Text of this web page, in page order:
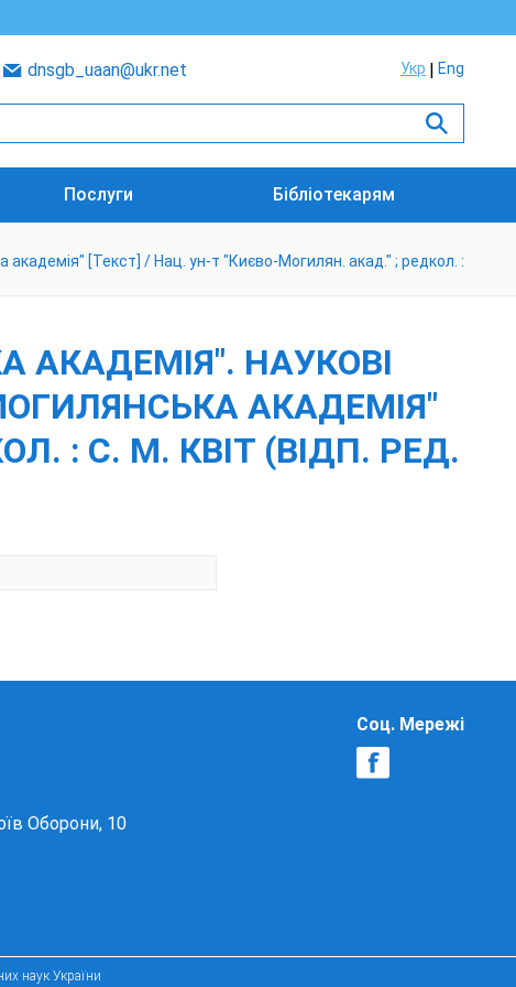
dnsgb_uaan@ukr.net Укр Eng
Послуги Бібліотекарям
академія" [Текст] / Нац. ун-т "Києво-Могилян. акад." ; редкол. :
АКАДЕМІЯ". НАУКОВІ
АКАДЕМІЯ"
: С. М. КВІТ (ВІДП. РЕД.
Оборони, 10
Соц. Мережі
наук України